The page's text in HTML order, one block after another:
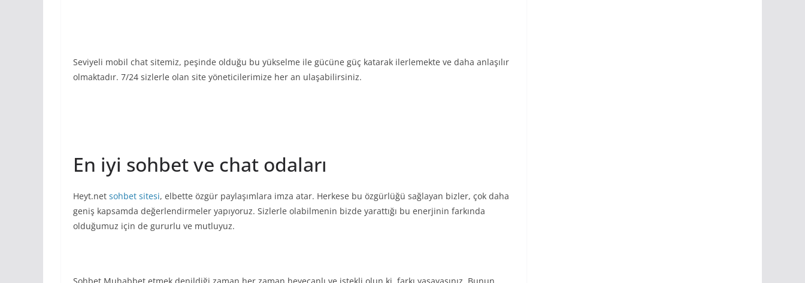
Seviyeli mobil chat sitemiz, peşinde olduğu bu yükselme ile gücüne güç katarak ilerlemekte ve daha anlaşılır
olmaktadır. 7/24 sizlerle olan site yöneticilerimize her an ulaşabilirsiniz.
En iyi sohbet ve chat odaları
Heyt.net sohbet sitesi, elbette özgür paylaşımlara imza atar. Herkese bu özgürlüğü sağlayan bizler, çok daha
geniş kapsamda değerlendirmeler yapıyoruz. Sizlerle olabilmenin bizde yarattığı bu enerjinin farkında
olduğumuz için de gururlu ve mutluyuz.